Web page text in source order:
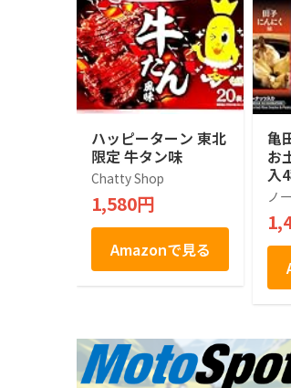
ハッピーターン 東北
限定 牛タン味
Chatty Shop
1,580円
Amazonで見る
亀
お
入
田
焼
風
牛
ノ